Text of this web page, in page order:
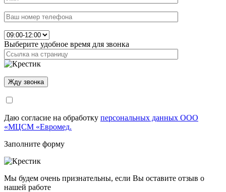
Выберите удобное время для звонка
Даю согласие на обработку персональных данных ООО
«МЦСМ «Евромед.
Заполните форму
Мы будем очень признательны, если Вы оставите отзыв о
нашей работе